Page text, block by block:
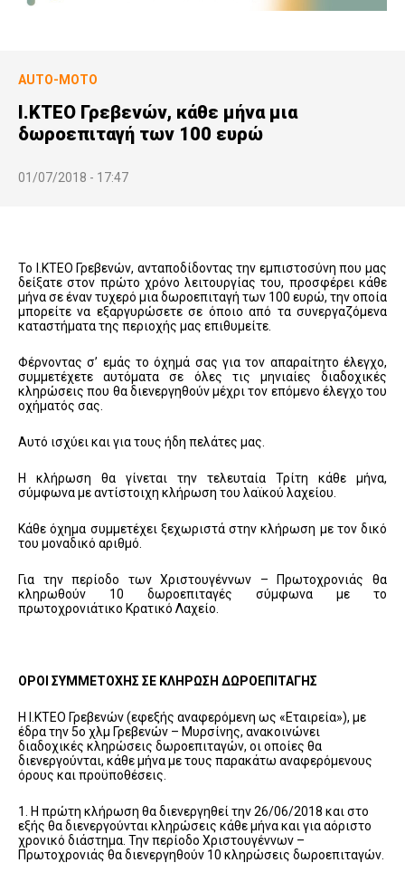
AUTO-MOTO
Ι.ΚΤΕΟ Γρεβενών, κάθε μήνα μια
δωροεπιταγή των 100 ευρώ
01/07/2018 - 17:47
Το Ι.ΚΤΕΟ Γρεβενών, ανταποδίδοντας την εμπιστοσύνη που μας
δείξατε στον πρώτο χρόνο λειτουργίας του, προσφέρει κάθε
μήνα σε έναν τυχερό μια δωροεπιταγή των 100 ευρώ, την οποία
μπορείτε να εξαργυρώσετε σε όποιο από τα συνεργαζόμενα
καταστήματα της περιοχής μας επιθυμείτε.
Φέρνοντας σ’ εμάς το όχημά σας για τον απαραίτητο έλεγχο,
συμμετέχετε αυτόματα σε όλες τις μηνιαίες διαδοχικές
κληρώσεις που θα διενεργηθούν μέχρι τον επόμενο έλεγχο του
οχήματός σας.
Αυτό ισχύει και για τους ήδη πελάτες μας.
Η κλήρωση θα γίνεται την τελευταία Τρίτη κάθε μήνα,
σύμφωνα με αντίστοιχη κλήρωση του λαϊκού λαχείου.
Κάθε όχημα συμμετέχει ξεχωριστά στην κλήρωση με τον δικό
του μοναδικό αριθμό.
Για την περίοδο των Χριστουγέννων – Πρωτοχρονιάς θα
κληρωθούν 10 δωροεπιταγές σύμφωνα με το
πρωτοχρονιάτικο Κρατικό Λαχείο.
ΟΡΟΙ ΣΥΜΜΕΤΟΧΗΣ ΣΕ ΚΛΗΡΩΣΗ ΔΩΡΟΕΠΙΤΑΓΗΣ
Η Ι.ΚΤΕΟ Γρεβενών (εφεξής αναφερόμενη ως «Εταιρεία»), με
έδρα την 5ο χλμ Γρεβενών – Μυρσίνης, ανακοινώνει
διαδοχικές κληρώσεις δωροεπιταγών, οι οποίες θα
διενεργούνται, κάθε μήνα με τους παρακάτω αναφερόμενους
όρους και προϋποθέσεις.
1. Η πρώτη κλήρωση θα διενεργηθεί την 26/06/2018 και στο
εξής θα διενεργούνται κληρώσεις κάθε μήνα και για αόριστο
χρονικό διάστημα. Την περίοδο Χριστουγέννων –
Πρωτοχρονιάς θα διενεργηθούν 10 κληρώσεις δωροεπιταγών.